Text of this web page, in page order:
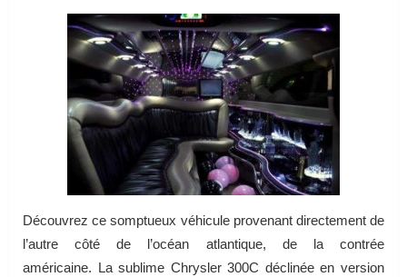
Découvrez ce somptueux véhicule provenant directement de
l’autre côté de l’océan atlantique, de la contrée
américaine. La sublime Chrysler 300C déclinée en version